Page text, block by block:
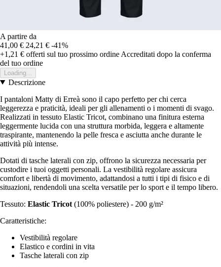
A partire da
41,00 € 24,21 € -41%
+1,21 € offerti sul tuo prossimo ordine Accreditati dopo la conferma
del tuo ordine
Loading...
Descrizione
I pantaloni Matty di Erreà sono il capo perfetto per chi cerca
leggerezza e praticità, ideali per gli allenamenti o i momenti di svago.
Realizzati in tessuto Elastic Tricot, combinano una finitura esterna
leggermente lucida con una struttura morbida, leggera e altamente
traspirante, mantenendo la pelle fresca e asciutta anche durante le
attività più intense.
Dotati di tasche laterali con zip, offrono la sicurezza necessaria per
custodire i tuoi oggetti personali. La vestibilità regolare assicura
comfort e libertà di movimento, adattandosi a tutti i tipi di fisico e di
situazioni, rendendoli una scelta versatile per lo sport e il tempo libero.
Tessuto: Elastic Tricot (100% poliestere) - 200 g/m²
Caratteristiche:
Vestibilità regolare
Elastico e cordini in vita
Tasche laterali con zip